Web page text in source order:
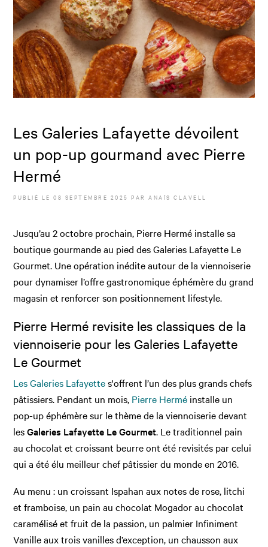
Les Galeries Lafayette dévoilent
un pop-up gourmand avec Pierre
Hermé
PUBLIÉ LE08 SEPTEMBRE 2025 PARANAÏS CLAVELL
Jusqu’au 2 octobre prochain, Pierre Hermé installe sa
boutique gourmande au pied des Galeries Lafayette Le
Gourmet. Une opération inédite autour de la viennoiserie
pour dynamiser l’offre gastronomique éphémère du grand
magasin et renforcer son positionnement lifestyle.
Pierre Hermé revisite les classiques de la
viennoiserie pour les Galeries Lafayette
Le Gourmet
Les Galeries Lafayettes'offrent l’un des plus grands chefs
pâtissiers. Pendant un mois, Pierre Hermé installe un
pop-up éphémère sur le thème de la viennoiserie devant
lesGaleries Lafayette Le Gourmet. Le traditionnel pain
au chocolat et croissant beurre ont été revisités par celui
qui a été élu meilleur chef pâtissier du monde en 2016.
Au menu : un croissant Ispahan aux notes de rose, litchi
et framboise, un pain au chocolat Mogador au chocolat
caramélisé et fruit de la passion, un palmier Infiniment
Vanille aux trois vanilles d’exception, un chausson aux